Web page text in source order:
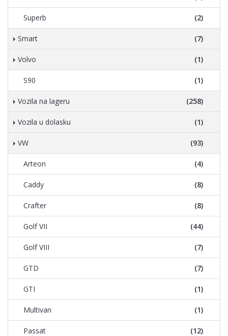
Superb (2)
Smart (7)
Volvo (1)
S90 (1)
Vozila na lageru (258)
Vozila u dolasku (1)
VW (93)
Arteon (4)
Caddy (8)
Crafter (8)
Golf VII (44)
Golf VIII (7)
GTD (7)
GTI (1)
Multivan (1)
Passat (12)